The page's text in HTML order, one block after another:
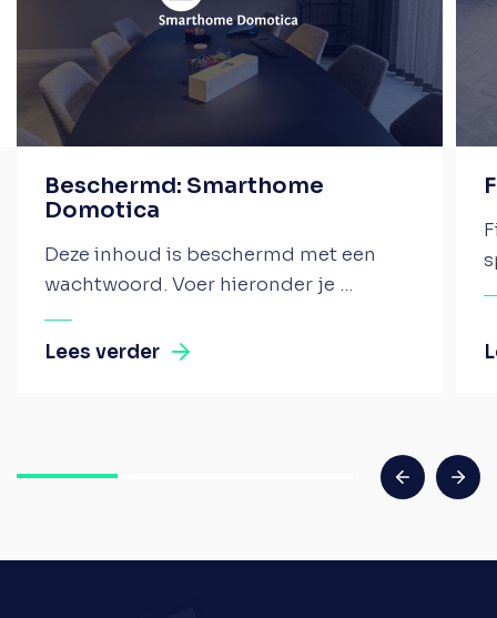
Beschermd: Smarthome
Domotica
Deze inhoud is beschermd met een
wachtwoord. Voer hieronder je ...
Lees verder